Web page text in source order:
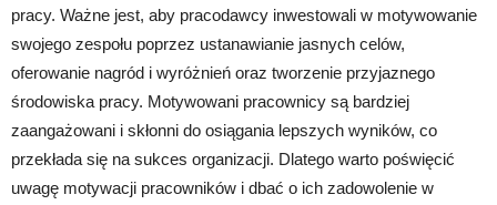
pracy. Ważne jest, aby pracodawcy inwestowali w motywowanie
swojego zespołu poprzez ustanawianie jasnych celów,
oferowanie nagród i wyróżnień oraz tworzenie przyjaznego
środowiska pracy. Motywowani pracownicy są bardziej
zaangażowani i skłonni do osiągania lepszych wyników, co
przekłada się na sukces organizacji. Dlatego warto poświęcić
uwagę motywacji pracowników i dbać o ich zadowolenie w